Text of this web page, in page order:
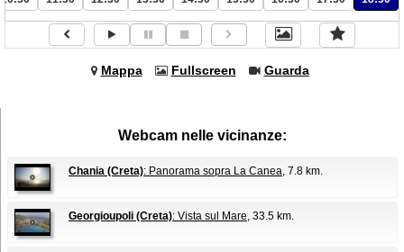
Mappa Fullscreen Guarda
Webcam nelle vicinanze:
Chania (Creta): Panorama sopra La Canea , 7.8 km.
Georgioupoli (Creta): Vista sul Mare , 33.5 km.